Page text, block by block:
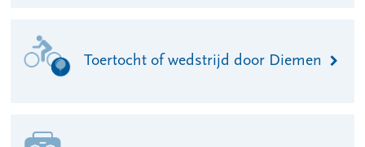
Toertocht of wedstrijd door Diemen